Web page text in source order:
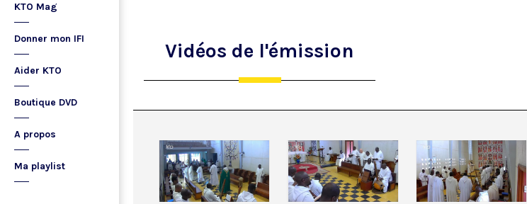
KTO Mag
Donner mon IFI
Aider KTO
Boutique DVD
A propos
Ma playlist
Vidéos de l'émission